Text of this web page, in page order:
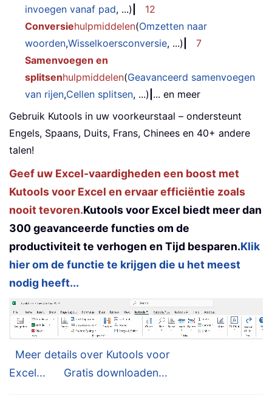
invoegen vanaf pad, ...)
12
Conversiehulpmiddelen(Omzetten naar
woorden,Wisselkoersconversie, ...)
7
Samenvoegen en
splitsenhulpmiddelen(Geavanceerd samenvoegen
van rijen,Cellen splitsen, ...) ... en meer
Gebruik Kutools in uw voorkeurstaal – ondersteunt
Engels, Spaans, Duits, Frans, Chinees en 40+ andere
talen!
Geef uw Excel-vaardigheden een boost met
Kutools voor Excel en ervaar efficiëntie zoals
nooit tevoren.Kutools voor Excel biedt meer dan
300 geavanceerde functies om de
productiviteit te verhogen en Tijd besparen.Klik
hier om de functie te krijgen die u het meest
nodig heeft...
Meer details over Kutools voor
Excel...
Gratis downloaden...